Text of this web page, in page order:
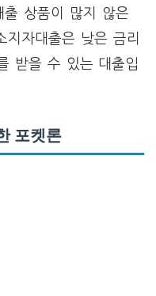
출 상품이 많지 않은
지자대출은 낮은 금리
받을 수 있는 대출입
포켓론